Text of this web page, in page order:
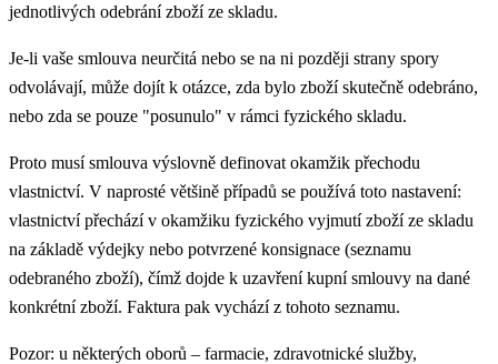
jednotlivých odebrání zboží ze skladu.
Je-li vaše smlouva neurčitá nebo se na ni později strany spory
odvolávají, může dojít k otázce, zda bylo zboží skutečně odebráno,
nebo zda se pouze "posunulo" v rámci fyzického skladu.
Proto musí smlouva výslovně definovat okamžik přechodu
vlastnictví. V naprosté většině případů se používá toto nastavení:
vlastnictví přechází v okamžiku fyzického vyjmutí zboží ze skladu
na základě výdejky nebo potvrzené konsignace (seznamu
odebraného zboží), čímž dojde k uzavření kupní smlouvy na dané
konkrétní zboží. Faktura pak vychází z tohoto seznamu.
Pozor: u některých oborů – farmacie, zdravotnické služby,